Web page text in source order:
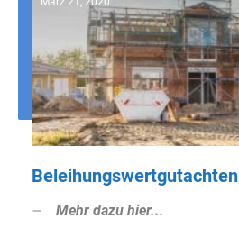
Beleihungswertgutachten
Mehr dazu hier...